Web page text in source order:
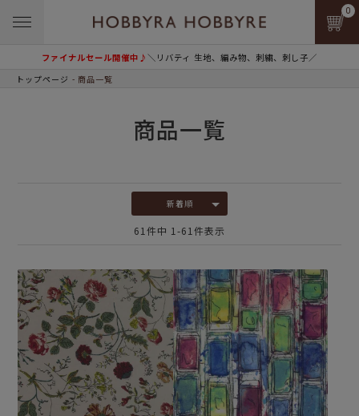
ファイナルセール開催中♪＼リバティ 生地、編み物、刺繍、刺し子／
0
トップページ 商品一覧
商品一覧
新着順
61 件中 1 -61 件表示